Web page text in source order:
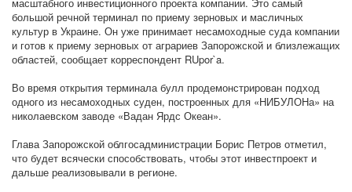
большой речной терминал по приему зерновых и масличных
культур в Украине. Он уже принимает несамоходные суда компании
и готов к приему зерновых от аграриев Запорожской и близлежащих
областей, сообщает корреспондент RUpor`a.
Во время открытия терминала булл продемонстрирован подход
одного из несамоходных суден, построенных для «НИБУЛОНа» на
николаевском заводе «Вадан Ярдс Океан».
Глава Запорожской облгосадминистрации Борис Петров отметил,
что будет всячески способствовать, чтобы этот инвестпроект и
дальше реализовывали в регионе.